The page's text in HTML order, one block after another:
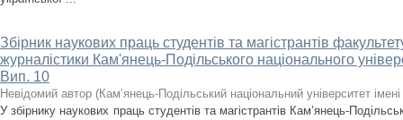
Збірник наукових праць студентів та магістрантів
журналістики Кам'янець-Подільського національного
Вип. 10
Невідомий автор (Кам’янець-Подільський національний університет
У збірнику наукових праць студентів та магістрантів Кам’янець-